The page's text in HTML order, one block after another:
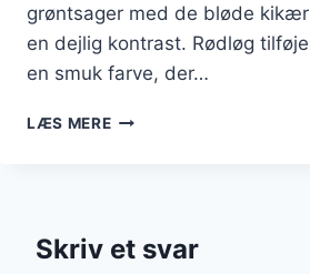
grøntsager med de bløde
en dejlig kontrast. Rødløg
en smuk farve, der…
LÆS MEREBØNNESALAT
Skriv et svar